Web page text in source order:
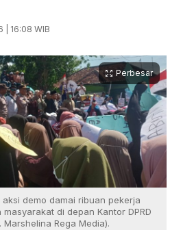
| 16:08 WIB
Perbesar
demo damai ribuan pekerja
masyarakat di depan Kantor DPRD
Marshelina Rega Media).